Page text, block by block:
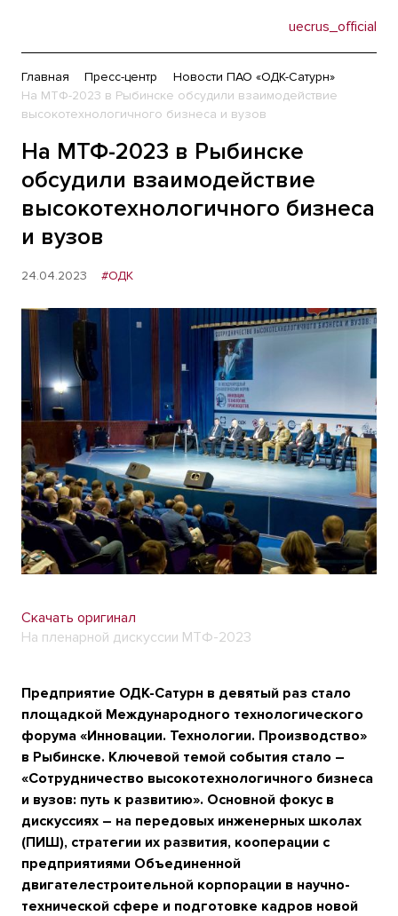
uecrus_official
Главная Пресс-центр
Новости ПАО «ОДК-Сатурн»
На МТФ-2023 в Рыбинске обсудили взаимодействие
высокотехнологичного бизнеса и вузов
На МТФ-2023 в Рыбинске
обсудили взаимодействие
высокотехнологичного бизнеса
и вузов
24.04.2023 #ОДК
Скачать оригинал
На пленарной дискуссии МТФ-2023
Предприятие ОДК-Сатурн в девятый раз стало
площадкой Международного технологического
форума «Инновации. Технологии. Производство»
в Рыбинске. Ключевой темой события стало –
«Сотрудничество высокотехнологичного бизнеса
и вузов: путь к развитию». Основной фокус в
дискуссиях – на передовых инженерных школах
(ПИШ), стратегии их развития, кооперации с
предприятиями Объединенной
двигателестроительной корпорации в научно-
технической сфере и подготовке кадров новой